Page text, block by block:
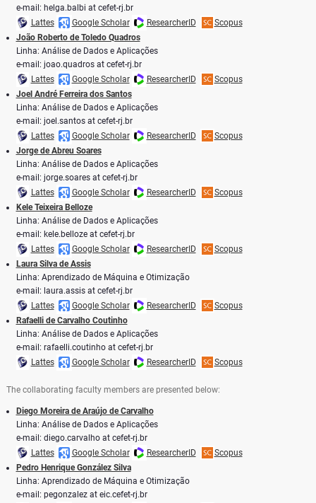
e-mail: helga.balbi at cefet-rj.br
Lattes
Google Scholar ResearcherID
Scopus
João Roberto de Toledo Quadros
Linha: Análise de Dados e Aplicações
e-mail: joao.quadros at cefet-rj.br
Lattes
Google Scholar ResearcherID
Scopus
Joel André Ferreira dos Santos
Linha: Análise de Dados e Aplicações
e-mail: joel.santos at cefet-rj.br
Lattes
Google Scholar ResearcherID
Scopus
Jorge de Abreu Soares
Linha: Análise de Dados e Aplicações
e-mail: jorge.soares at cefet-rj.br
Lattes
Google Scholar ResearcherID
Scopus
Kele Teixeira Belloze
Linha: Análise de Dados e Aplicações
e-mail: kele.belloze at cefet-rj.br
Lattes
Google Scholar ResearcherID
Scopus
Laura Silva de Assis
Linha: Aprendizado de Máquina e Otimização
e-mail: laura.assis at cefet-rj.br
Lattes
Google Scholar ResearcherID
Scopus
Rafaelli de Carvalho Coutinho
Linha: Análise de Dados e Aplicações
e-mail: rafaelli.coutinho at cefet-rj.br
Lattes
Google Scholar ResearcherID Scopus
The collaborating faculty members are presented below:
Diego Moreira de Araújo de Carvalho
Linha: Análise de Dados e Aplicações
e-mail: diego.carvalho at cefet-rj.br
Lattes
Google Scholar ResearcherID
Scopus
Pedro Henrique González Silva
Linha: Aprendizado de Máquina e Otimização
e-mail: pegonzalez at eic.cefet-rj.br